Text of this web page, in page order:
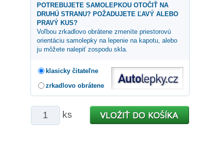
POTREBUJETE SAMOLEPKOU OTOČIŤ NA
DRUHÚ STRANU? POŽADUJETE ĽAVÝ ALEBO
PRAVÝ KUS?
Voľbou zrkadlovo obrátene zmeníte priestorovú
orientáciu samolepky na lepenie na kapotu, alebo
ju môžete nalepiť zospodu skla.
klasicky čitateľne
zrkadlovo obrátene
ks